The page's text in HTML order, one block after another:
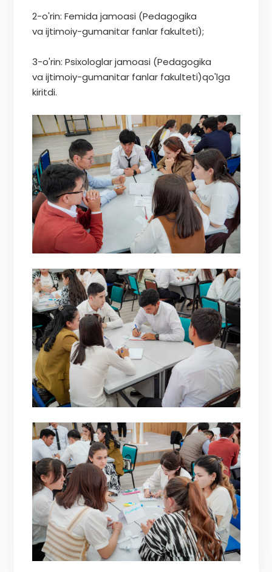
2-o'rin: Femida jamoasi (Pedagogika
va ijtimoiy-gumanitar fanlar fakulteti);
3-o'rin: Psixologlar jamoasi (Pedagogika
va ijtimoiy-gumanitar fanlar fakulteti)qo'lga
kiritdi.